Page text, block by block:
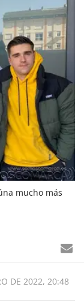
mucho más
DE 2022, 20:48